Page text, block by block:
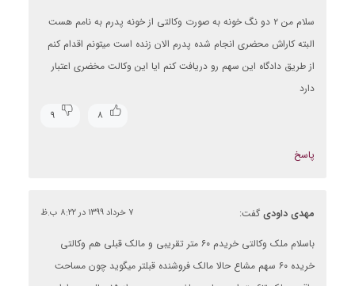
سلام من ۲ دو نگ خونه به صورت وکالتی از خونه پدرم به نامم هست
البته کاراش محضری انجام شده پدرم الان زنده است میتونم اقدام کنم
از طریق دادگاه این سهم رو دریافت کنم ایا این وکالت مخضری اعتبار
دارد
۸
۹
پاسخ
مهدی داودی گفت: ۷ خرداد ۱۳۹۹ در ۸:۲۲ ب.ظ
باسلام ملک وکالتی خریدم ۶۰ متر تقریبی و مالک قبلی هم وکالتی
خریده ۶۰ سهم مشاع حالا مالک فروشنده قبلتر میگوید چون مساحت